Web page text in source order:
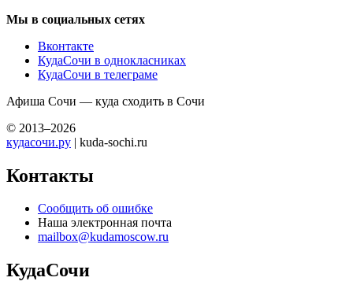
Мы в социальных сетях
Вконтакте
КудаСочи в однокласниках
КудаСочи в телеграме
Афиша Сочи — куда сходить в Сочи
© 2013–2026
кудасочи.ру | kuda-sochi.ru
Контакты
Сообщить об ошибке
Наша электронная почта
mailbox@kudamoscow.ru
КудаСочи